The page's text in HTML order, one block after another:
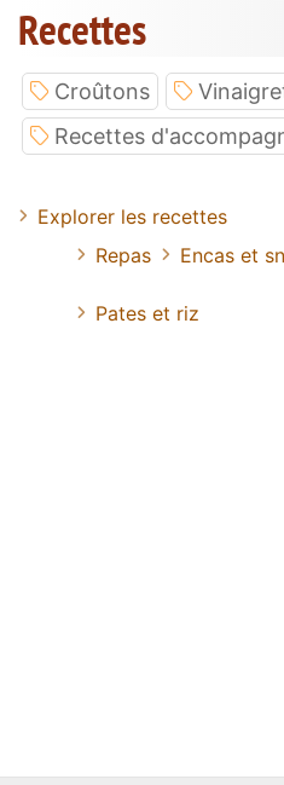
Recettes
Croûtons
Recettes
Explorer les recettes
Repas
Encas et
Pates et riz